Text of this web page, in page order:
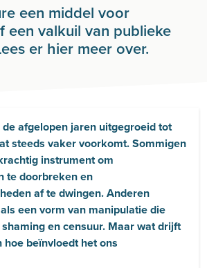
een middel voor
een valkuil van publieke
er hier meer over.
afgelopen jaren uitgegroeid tot
steeds vaker voorkomt. Sommigen
instrument om
te doorbreken en
af te dwingen. Anderen
een vorm van manipulatie die
en censuur. Maar wat drijft
beïnvloedt het ons